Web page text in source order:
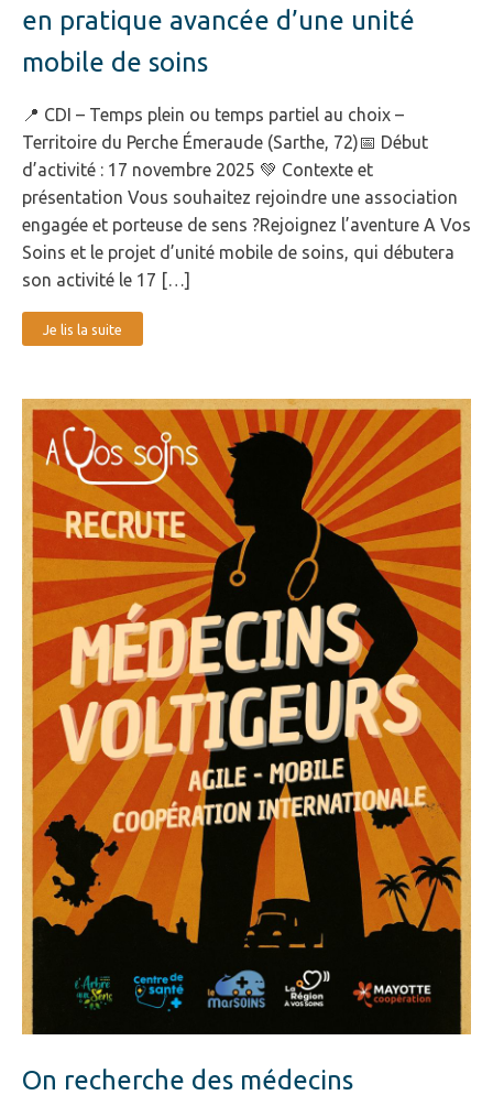
en pratique avancée d’une unité
mobile de soins
📍 CDI – Temps plein ou temps partiel au choix –
Territoire du Perche Émeraude (Sarthe, 72)📅 Début
d’activité : 17 novembre 2025 💚 Contexte et
présentation Vous souhaitez rejoindre une association
engagée et porteuse de sens ?Rejoignez l’aventure A Vos
Soins et le projet d’unité mobile de soins, qui débutera
son activité le 17 […]
Je lis la suite
On recherche des médecins